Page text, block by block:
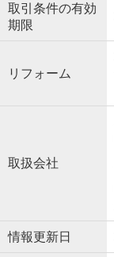
取引条件の有効
期限
リフォーム
取扱会社
情報更新日